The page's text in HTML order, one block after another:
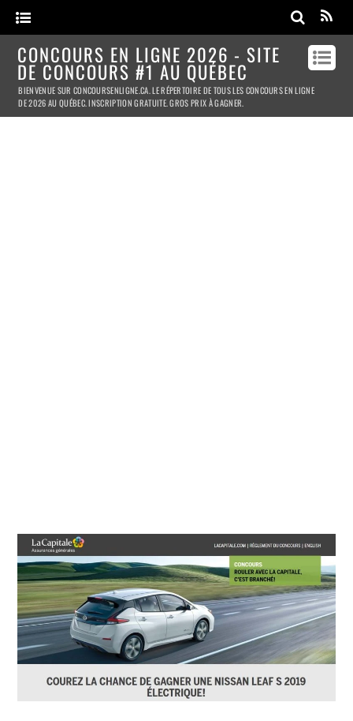
CONCOURS EN LIGNE 2026 - SITE
DE CONCOURS #1 AU QUÉBEC
BIENVENUE SUR CONCOURSENLIGNE.CA. LE RÉPERTOIRE DE TOUS LES CONCOURS EN LIGNE
DE 2026 AU QUÉBEC. INSCRIPTION GRATUITE. GROS PRIX À GAGNER.